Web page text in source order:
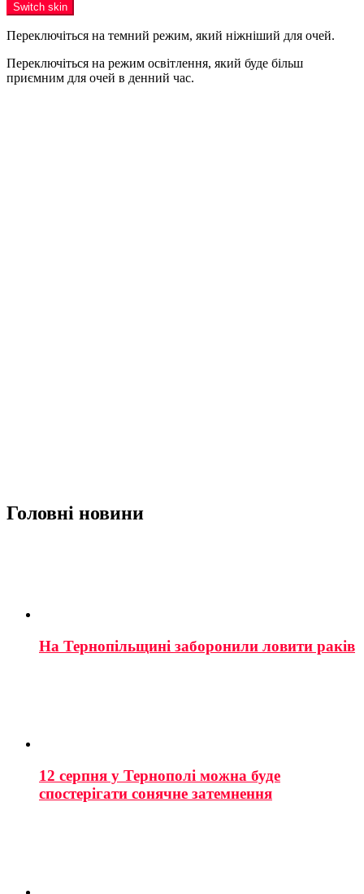
Switch skin
Переключіться на темний режим, який ніжніший для очей.
Переключіться на режим освітлення, який буде більш
приємним для очей в денний час.
Головні новини
На Тернопільщині заборонили ловити раків
12 серпня у Тернополі можна буде
спостерігати сонячне затемнення